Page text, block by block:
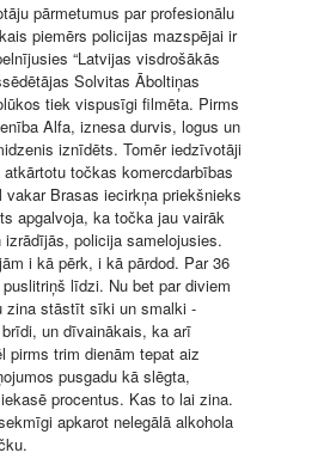
pārmetumus par profesionālu
piemērs policijas mazspējai ir
“Latvijas visdrošākās
Solvitas Āboltiņas
tiek vispusīgi filmēta. Pirms
Alfa, iznesa durvis, logus un
iznīdēts. Tomēr iedzīvotāji
točkas komercdarbības
vakar Brasas iecirkņa priekšnieks
apgalvoja, ka točka jau vairāk
policija samelojusies.
i kā pērk, i kā pārdod. Par 36
līdzi. Nu bet par diviem
zina stāstīt sīki un smalki -
un dīvainākais, ka arī
pirms trim dienām tepat aiz
pusgadu kā slēgta,
procentus. Kas to lai zina.
apkarot nelegālā alkohola